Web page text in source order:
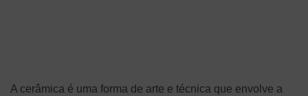
A cerâmica é uma forma de arte e técnica que envolve a